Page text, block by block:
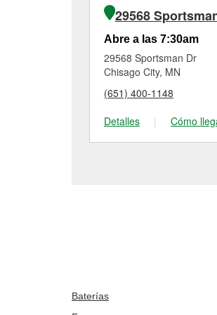
29568
Abre a las 7:30am
29568 Sportsman Dr
Chisago City, MN
(651) 400-1148
Detalles
| Cómo
Baterías